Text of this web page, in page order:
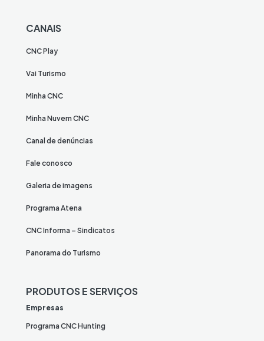
CANAIS
CNC Play
Vai Turismo
Minha CNC
Minha Nuvem CNC
Canal de denúncias
Fale conosco
Galeria de imagens
Programa Atena
CNC Informa – Sindicatos
Panorama do Turismo
PRODUTOS E SERVIÇOS
Empresas
Programa CNC Hunting